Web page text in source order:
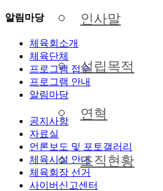
인사말
설립목적
연혁
조직현황
알림마당
체육회소개
체육단체
프로그램 접수
프로그램 안내
알림마당
공지사항
자료실
언론보도 및 포토갤러리
체육시설 안내
체육회장 선거
사이버신고센터